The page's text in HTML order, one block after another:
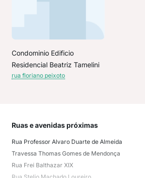
Condominio Edificio
Residencial Beatriz Tamelini
rua floriano peixoto
Ruas e avenidas próximas
Rua Professor Alvaro Duarte de Almeida
Travessa Thomas Gomes de Mendonça
Rua Frei Balthazar XIX